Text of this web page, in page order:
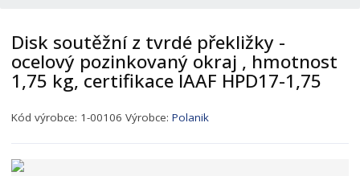
r
a
n
Disk soutěžní z tvrdé překližky -
ocelový pozinkovaný okraj , hmotnost
1,75 kg, certifikace IAAF HPD17-1,75
K
p
Kód výrobce: 1-00106 Výrobce:Polanik